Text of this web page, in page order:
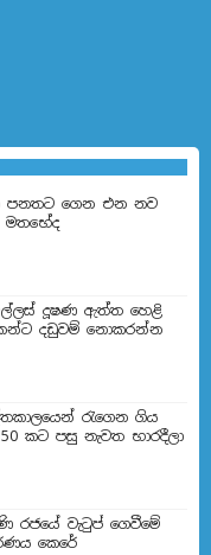
පනතට ගෙන එන නව
මතභේ​ද
දූෂණ ඇත්ත හෙළි
දඩුවම් නොකරන්න
රැගෙන ගිය
කට පසු නැවත භාරදීලා
රජයේ වැටුප් ගෙවීමේ
කෙරේ